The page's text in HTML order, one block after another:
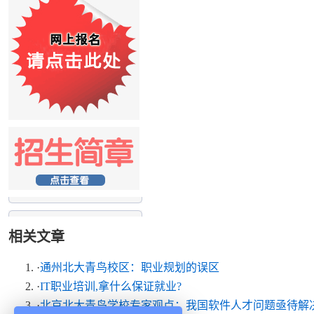
相关文章
·通州北大青鸟校区：职业规划的误区
·IT职业培训,拿什么保证就业?
·北京北大青鸟学校专家观点：我国软件人才问题亟待解